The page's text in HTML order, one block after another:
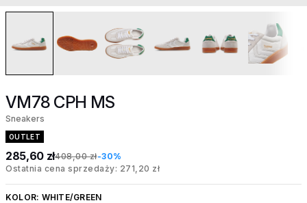
VM78 CPH MS
Sneakers
OUTLET
285,60 zł408,00 zł-30%
Ostatnia cena sprzedaży: 271,20 zł
KOLOR: WHITE/GREEN